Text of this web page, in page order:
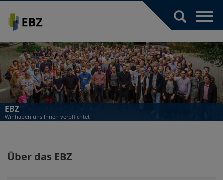
EBZ
Wir haben uns Ihnen verpflichtet
Über das EBZ